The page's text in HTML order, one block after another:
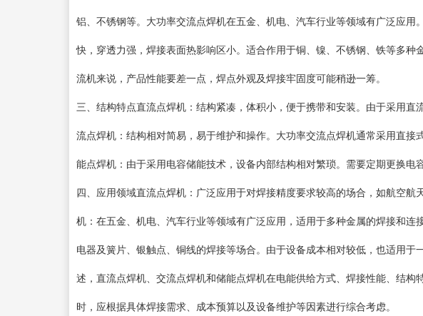
铝、不锈钢等。大功率交流点焊机在五金、机电、汽车行业等领域有广泛应用
快，穿透力强，焊接表面热影响区小。适合作用于铜、镍、不锈钢、铁等多种
流机来说，产品性能要差一点，焊点外观及焊接牢固度可能稍逊一筹。
三、结构特点直流点焊机：结构紧凑，体积小，便于携带和安装。由于采用直
流点焊机：结构相对简易，易于维护和操作。大功率交流点焊机通常采用直接
能点焊机：由于采用电容储能技术，设备内部结构相对繁琐。需要定期更换电
四、应用领域直流点焊机：广泛应用于对焊接精度要求较高的场合，如航空航
机：在五金、机电、汽车行业等领域有广泛应用，适用于多种金属的焊接和连
电器及簧片、银触点、铜线的焊接等场合。由于设备成本相对较低，也适用于
述，直流点焊机、交流点焊机和储能点焊机在电能供给方式、焊接性能、结构
时，应根据具体焊接需求、成本预算以及设备维护等因素进行综合考虑。